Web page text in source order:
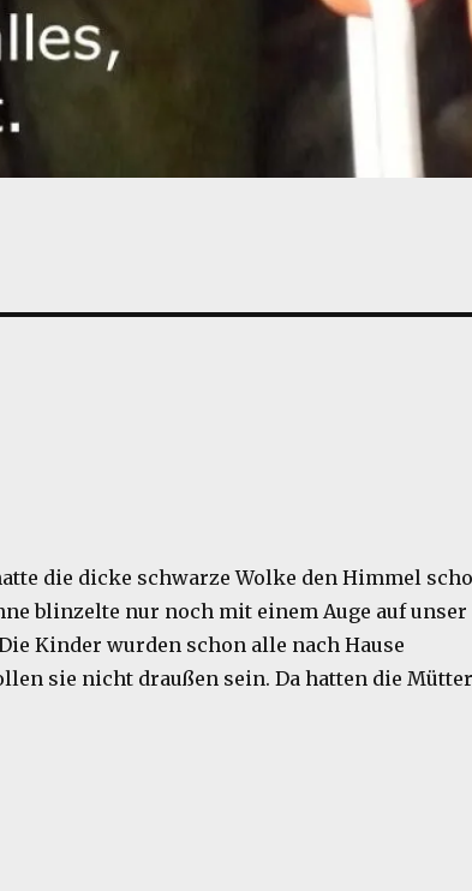
die dicke schwarze Wolke den Himmel
blinzelte nur noch mit einem Auge auf unser
Kinder wurden schon alle nach Hause
sie nicht draußen sein. Da hatten die Mütter